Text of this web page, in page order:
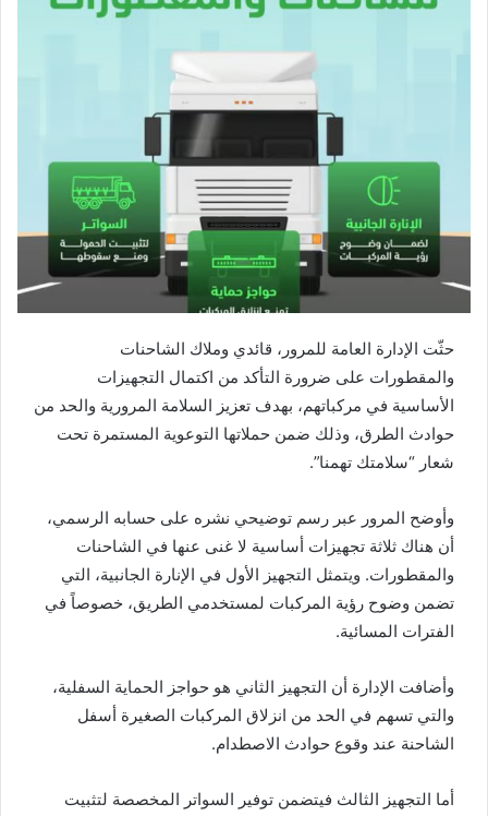
حثّت الإدارة العامة للمرور، قائدي وملاك الشاحنات
والمقطورات على ضرورة التأكد من اكتمال التجهيزات
الأساسية في مركباتهم، بهدف تعزيز السلامة المرورية والحد من
حوادث الطرق، وذلك ضمن حملاتها التوعوية المستمرة تحت
شعار “سلامتك تهمنا”.
وأوضح المرور عبر رسم توضيحي نشره على حسابه الرسمي،
أن هناك ثلاثة تجهيزات أساسية لا غنى عنها في الشاحنات
والمقطورات. ويتمثل التجهيز الأول في الإنارة الجانبية، التي
تضمن وضوح رؤية المركبات لمستخدمي الطريق، خصوصاً في
الفترات المسائية.
وأضافت الإدارة أن التجهيز الثاني هو حواجز الحماية السفلية،
والتي تسهم في الحد من انزلاق المركبات الصغيرة أسفل
الشاحنة عند وقوع حوادث الاصطدام.
أما التجهيز الثالث فيتضمن توفير السواتر المخصصة لتثبيت